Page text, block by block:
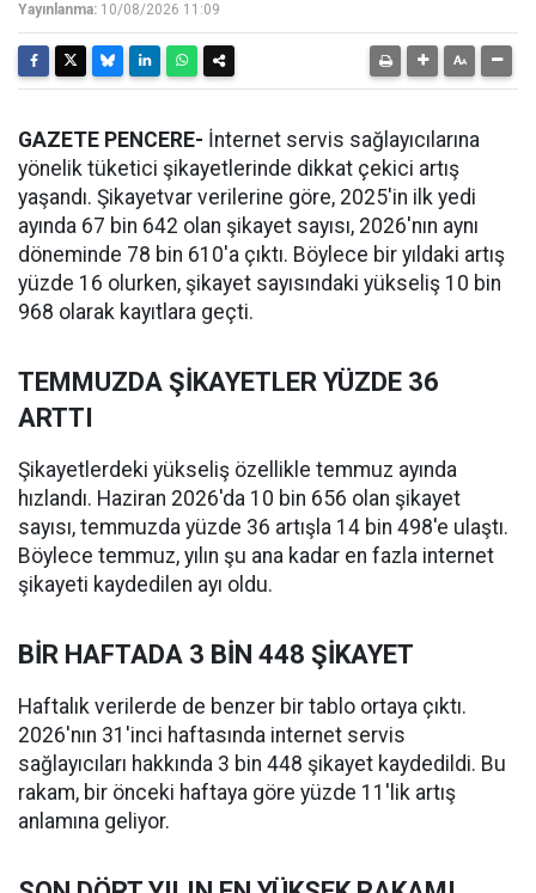
Yayınlanma: 10/08/2026 11:09
GAZETE PENCERE- İnternet servis sağlayıcılarına
yönelik tüketici şikayetlerinde dikkat çekici artış
yaşandı. Şikayetvar verilerine göre, 2025'in ilk yedi
ayında 67 bin 642 olan şikayet sayısı, 2026'nın aynı
döneminde 78 bin 610'a çıktı. Böylece bir yıldaki artış
yüzde 16 olurken, şikayet sayısındaki yükseliş 10 bin
968 olarak kayıtlara geçti.
TEMMUZDA ŞİKAYETLER YÜZDE 36
ARTTI
Şikayetlerdeki yükseliş özellikle temmuz ayında
hızlandı. Haziran 2026'da 10 bin 656 olan şikayet
sayısı, temmuzda yüzde 36 artışla 14 bin 498'e ulaştı.
Böylece temmuz, yılın şu ana kadar en fazla internet
şikayeti kaydedilen ayı oldu.
BİR HAFTADA 3 BİN 448 ŞİKAYET
Haftalık verilerde de benzer bir tablo ortaya çıktı.
2026'nın 31'inci haftasında internet servis
sağlayıcıları hakkında 3 bin 448 şikayet kaydedildi. Bu
rakam, bir önceki haftaya göre yüzde 11'lik artış
anlamına geliyor.